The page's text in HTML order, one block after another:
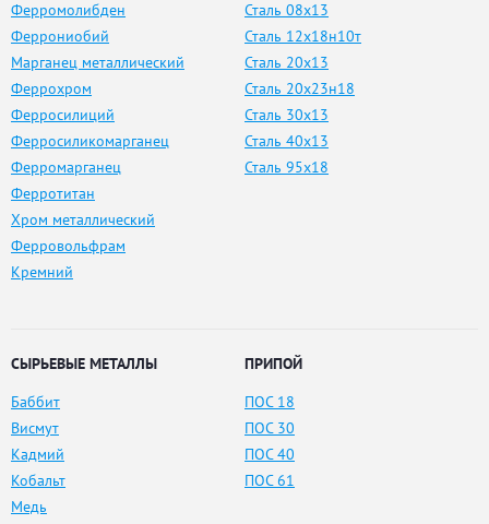
Ферромолибден
Феррониобий
Марганец металлический
Феррохром
Ферросилиций
Ферросиликомарганец
Ферромарганец
Ферротитан
Хром металлический
Ферровольфрам
Кремний
Сталь 08х13
Сталь 12х18н10т
Сталь 20х13
Сталь 20х23н18
Сталь 30х13
Сталь 40х13
Сталь 95х18
СЫРЬЕВЫЕ МЕТАЛЛЫ
Баббит
Висмут
Кадмий
Кобальт
Медь
ПРИПОЙ
ПОС 18
ПОС 30
ПОС 40
ПОС 61